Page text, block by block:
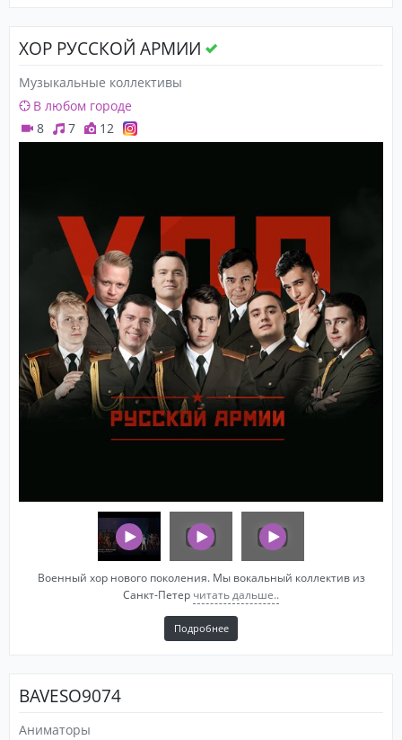
ХОР РУССКОЙ АРМИИ
Музыкальные коллективы
В любом городе
8
7 12
Военный хор нового поколения. Мы вокальный коллектив из
Санкт-Петер читать дальше..
Подробнее
BAVESO9074
Аниматоры